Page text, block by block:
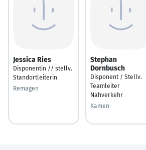
Jessica Ries
Disponentin // stellv.
Standortleiterin
Remagen
Stephan
Dornbusch
Disponent / Stellv.
Teamleiter
Nahverkehr
Kamen